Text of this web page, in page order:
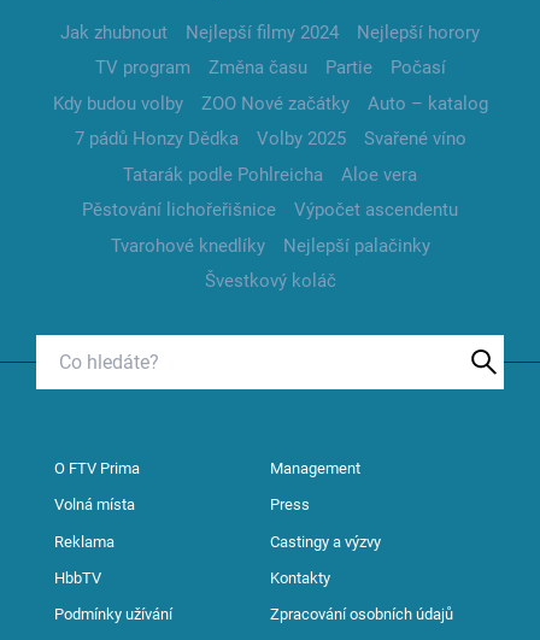
Jak zhubnout Nejlepší filmy 2024
Nejlepší horory
TV program
Změna času Partie
Počasí
Kdy budou volby
ZOO Nové začátky
Auto – katalog
7 pádů Honzy Dědka
Volby 2025
Svařené víno
Tatarák podle Pohlreicha
Aloe vera
Pěstování lichořeřišnice
Výpočet ascendentu
Tvarohové knedlíky
Nejlepší palačinky
Švestkový koláč
O FTV Prima Management
Volná místa Press
Reklama Castingy a výzvy
HbbTV Kontakty
Podmínky užívání Zpracování osobních údajů